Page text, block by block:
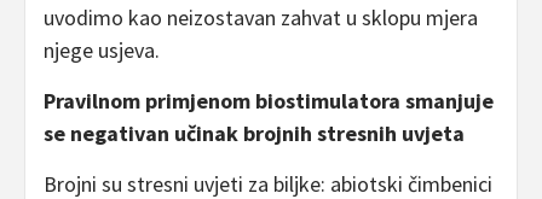
uvodimo kao neizostavan zahvat u sklopu mjera
njege usjeva.
Pravilnom primjenom biostimulatora smanjuje
se negativan učinak brojnih stresnih uvjeta
Brojni su stresni uvjeti za biljke: abiotski čimbenici